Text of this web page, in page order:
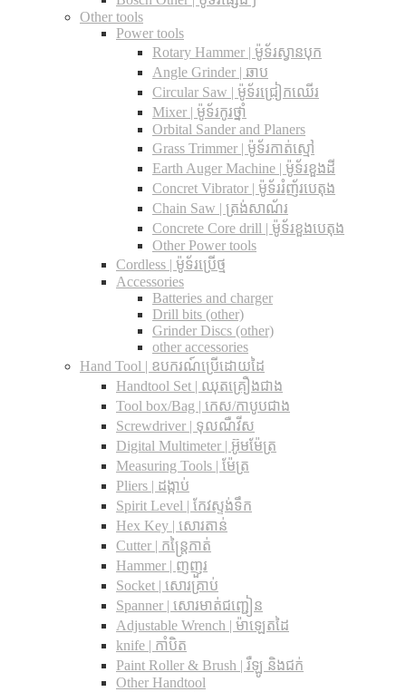
Other tools
Power tools
Rotary Hammer | ម៉ូទ័រស្វានបុក
Angle Grinder | ឆាប
Circular Saw​ | ម៉ូទ័រជ្រៀកឈើរ
Mixer | ម៉ូទ័រកូរថ្នាំ
Orbital Sander and Planers
Grass Trimmer | ម៉ូទ័រកាត់ស្មៅ
Earth Auger Machine | ម៉ូទ័រខួងដី
Concret Vibrator | ម៉ូទ័ររំញ័របេតុង
Chain Saw | ត្រង់សាណ័រ
Concrete Core drill | ម៉ូទ័រខួងបេតុង
Other Power tools
Cordless​ | ម៉ូទ័រប្រើថ្ម
Accessories
Batteries and charger
Drill bits (other)
Grinder Discs (other)
other accessories
Hand Tool | ឧបករណ៍ប្រើដោយដៃ
Handtool Set | ឈុតគ្រឿងជាង
Tool box/Bag | កេស/កាបូបជាង
Screwdriver | ទុលណឺវីស
Digital Multimeter | អ៊ូមម៉ែត្រ
Measuring Tools | ម៉ែត្រ
Pliers | ដង្កាប់
Spirit Level | កែវស្ទង់ទឹក
Hex Key | សោរតាន់
Cutter | កន្រ្តៃកាត់
Hammer | ញញួរ
Socket | សោរគ្រាប់
Spanner |​ សោរមាត់ជញ្ជៀន
Adjustable Wrench |​ ម៉ាឡេតដៃ
knife | កាំបិត
Paint Roller & Brush | រឺឡូ និងជក់
Other Handtool